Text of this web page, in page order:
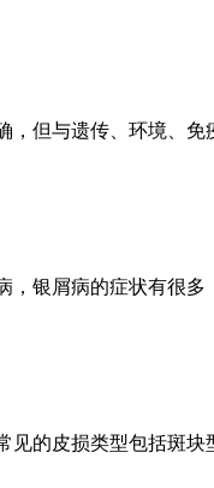
但与遗传、环境、
银屑病的症状有很
的皮损类型包括斑